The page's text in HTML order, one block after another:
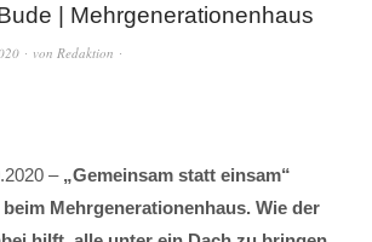
| Mehrgenerationenhaus
von Redaktion
– „Gemeinsam statt einsam“
Mehrgenerationenhaus. Wie der